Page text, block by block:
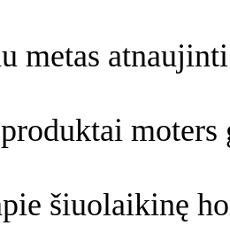
metas
šiuolaikinę